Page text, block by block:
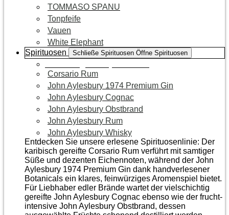
TOMMASO SPANU
Tonpfeife
Vauen
White Elephant
Spirituosen
Schließe Spirituosen Öffne Spirituosen
Corsario Rum
John Aylesbury 1974 Premium Gin
John Aylesbury Cognac
John Aylesbury Obstbrand
John Aylesbury Rum
John Aylesbury Whisky
Entdecken Sie unsere erlesene Spirituosenlinie: Der
karibisch gereifte Corsario Rum verführt mit samtiger
Süße und dezenten Eichen­noten, während der John
Aylesbury 1974 Premium Gin dank handverlesener
Botanicals ein klares, feinwürziges Aromenspiel bietet.
Für Liebhaber edler Brände wartet der vielschichtig
gereifte John Aylesbury Cognac ebenso wie der frucht­
intensive John Aylesbury Obstbrand, dessen